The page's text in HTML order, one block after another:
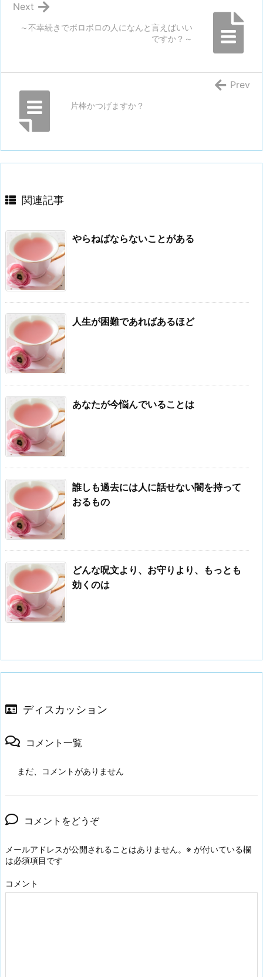
～不幸続きでボロボロの人になんと言えばいい
ですか？～
Next
片棒かつげますか？
Prev
関連記事
やらねばならないことがある
人生が困難であればあるほど
あなたが今悩んでいることは
誰しも過去には人に話せない闇を持って
おるもの
どんな呪文より、お守りより、もっとも
効くのは
ディスカッション
コメント一覧
まだ、コメントがありません
コメントをどうぞ
メールアドレスが公開されることはありません。 ※ が付いている欄
は必須項目です
コメント